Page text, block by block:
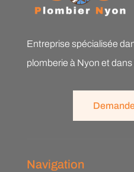
Entreprise spécialisée
plomberie à Nyon et
Navigation